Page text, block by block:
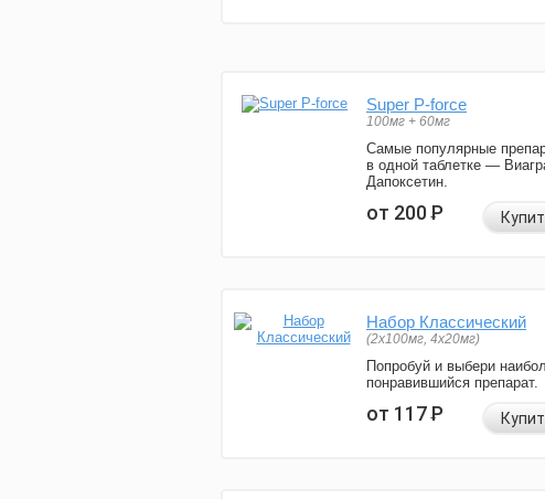
Super P-force
100мг + 60мг
Самые популярные
в одной таблетке —
Дапоксетин.
от 200Р
Набор Классический
(2x100мг, 4x20мг)
Попробуй и выбери
понравившийся препарат.
от 117Р